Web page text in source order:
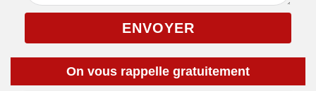
On vous rappelle gratuitement